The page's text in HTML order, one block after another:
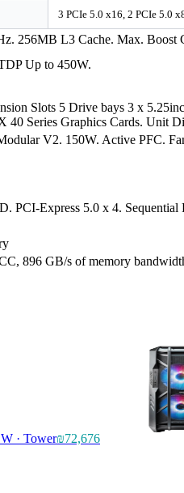
3 PCIe 5.0 x16, 2 PCIe 5.0
256MB L3 Cache. Max.
Up to 450W.
Slots 5 Drive bays 3 x
40 Series Graphics Cards. Unit
V2. 150W. Active PFC.
Express 5.0 x 4.
896 GB/s of memory
· Tower₪72,676